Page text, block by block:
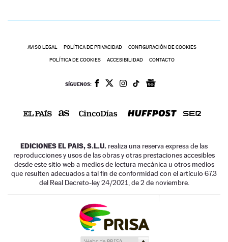
AVISO LEGAL POLÍTICA DE PRIVACIDAD CONFIGURACIÓN DE COOKIES
POLÍTICA DE COOKIES ACCESIBILIDAD CONTACTO
SÍGUENOS:
EDICIONES EL PAIS, S.L.U. realiza una reserva expresa de las
reproducciones y usos de las obras y otras prestaciones accesibles
desde este sitio web a medios de lectura mecánica u otros medios
que resulten adecuados a tal fin de conformidad con el artículo 67.3
del Real Decreto-ley 24/2021, de 2 de noviembre.